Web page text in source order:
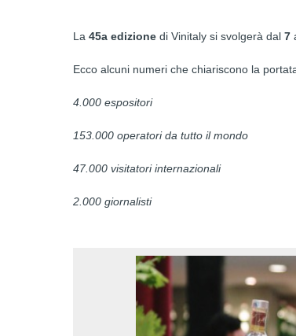
La 45a edizione di Vinitaly si svolgerà dal 7
Ecco alcuni numeri che chiariscono la
4.000 espositori
153.000 operatori da tutto il mondo
47.000 visitatori internazionali
2.000 giornalisti